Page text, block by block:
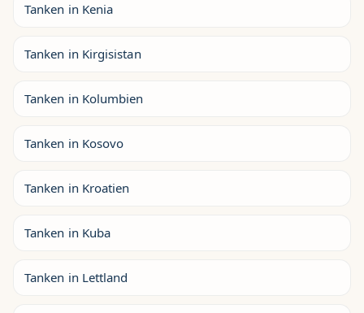
Tanken in Kenia
Tanken in Kirgisistan
Tanken in Kolumbien
Tanken in Kosovo
Tanken in Kroatien
Tanken in Kuba
Tanken in Lettland